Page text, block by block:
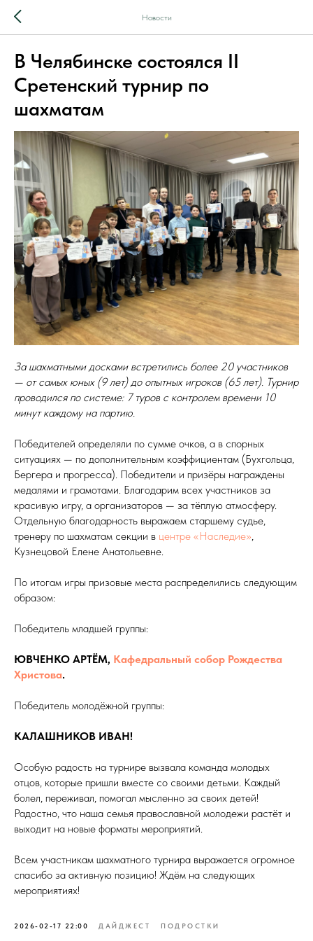
Новости
В Челябинске состоялся II
Сретенский турнир по
шахматам
За шахматными досками встретились более 20 участников
— от самых юных (9 лет) до опытных игроков (65 лет). Турнир
проводился по системе: 7 туров с контролем времени 10
минут каждому на партию.
Победителей определяли по сумме очков, а в спорных
ситуациях — по дополнительным коэффициентам (Бухгольца,
Бергера и прогресса). Победители и призёры награждены
медалями и грамотами. Благодарим всех участников за
красивую игру, а организаторов — за тёплую атмосферу.
Отдельную благодарность выражаем старшему судье,
тренеру по шахматам секции в центре «Наследие»,
Кузнецовой Елене Анатольевне.
По итогам игры призовые места распределились следующим
образом:
Победитель младшей группы:
ЮВЧЕНКО АРТЁМ, Кафедральный собор Рождества
Христова.
Победитель молодёжной группы:
КАЛАШНИКОВ ИВАН!
Особую радость на турнире вызвала команда молодых
отцов, которые пришли вместе со своими детьми. Каждый
болел, переживал, помогал мысленно за своих детей!
Радостно, что наша семья православной молодежи растёт и
выходит на новые форматы мероприятий.
Всем участникам шахматного турнира выражается огромное
спасибо за активную позицию! Ждём на следующих
мероприятиях!
2026-02-17 22:00 ДАЙДЖЕСТ ПОДРОСТКИ